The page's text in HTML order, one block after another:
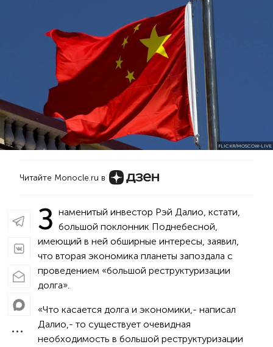
FLICKR/MOSCOW-LIVE
Читайте Monocle.ru в
З наменитый инвестор Рэй Далио, кстати,
большой поклонник Поднебесной,
имеющий в ней обширные интересы, заявил,
что вторая экономика планеты запоздала с
проведением «большой реструктуризации
долга».
«Что касается долга и экономики,- написал
Далио,- то существует очевидная
необходимость в большой реструктуризации